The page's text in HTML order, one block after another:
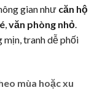
gian như căn hộ
,văn phòng nhỏ.
mịn, tranh dễ phối
mùa hoặc xu